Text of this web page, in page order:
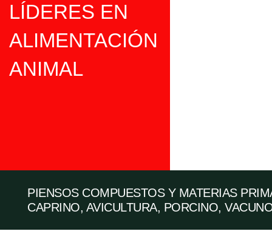
LÍDERES EN
ALIMENTACIÓN
ANIMAL
PIENSOS COMPUESTOS Y MATERIAS
CAPRINO, AVICULTURA, PORCINO,